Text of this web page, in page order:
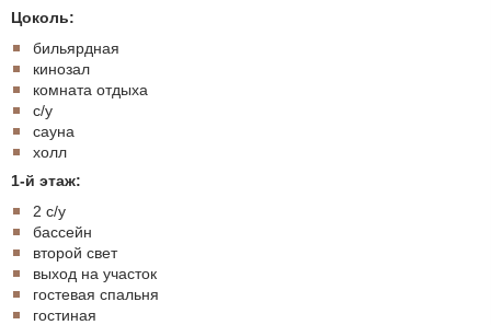
Цоколь:
бильярдная
кинозал
комната отдыха
с/у
сауна
холл
1-й этаж:
2 с/у
бассейн
второй свет
выход на участок
гостевая спальня
гостиная